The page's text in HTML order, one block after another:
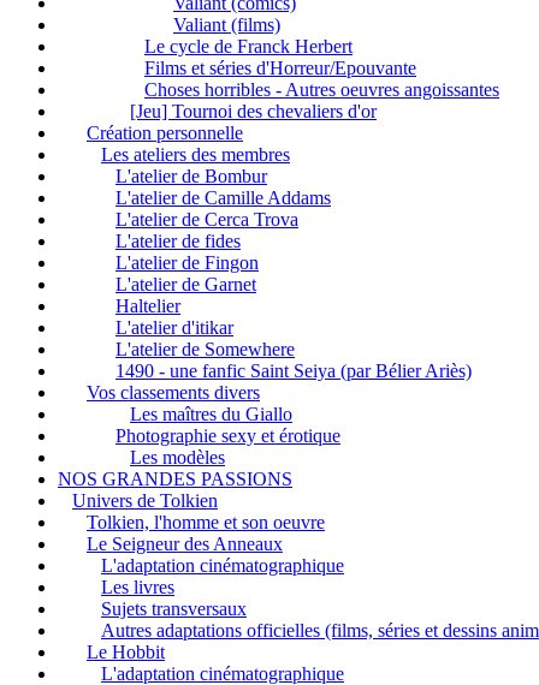
Valiant (films)
Le cycle de Franck Herbert
Films et séries d'Horreur/Epouvante
Choses horribles - Autres oeuvres angoissantes
[Jeu] Tournoi des chevaliers d'or
Création personnelle
Les ateliers des membres
L'atelier de Bombur
L'atelier de Camille Addams
L'atelier de Cerca Trova
L'atelier de fides
L'atelier de Fingon
L'atelier de Garnet
Haltelier
L'atelier d'itikar
L'atelier de Somewhere
1490 - une fanfic Saint Seiya (par Bélier Ariès)
Vos classements divers
Les maîtres du Giallo
Photographie sexy et érotique
Les modèles
NOS GRANDES PASSIONS
Univers de Tolkien
Tolkien, l'homme et son oeuvre
Le Seigneur des Anneaux
L'adaptation cinématographique
Les livres
Sujets transversaux
Autres adaptations officielles (films, séries et dessins
Le Hobbit
L'adaptation cinématographique